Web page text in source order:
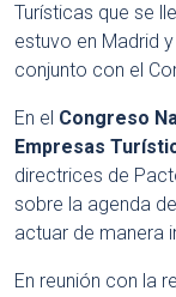
Turísticas que se
estuvo en Madrid
conjunto con el
En el Congreso
Empresas
directrices de
sobre la agenda
actuar de manera
En reunión con la